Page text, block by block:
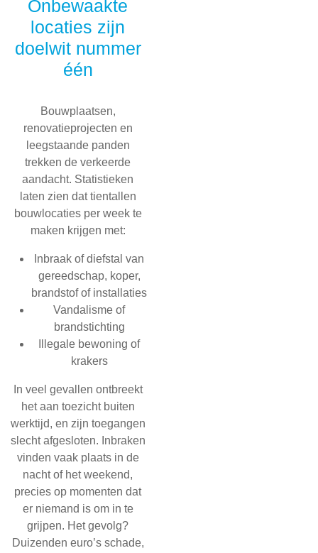
Onbewaakte
locaties zijn
doelwit nummer
één
Bouwplaatsen,
renovatieprojecten en
leegstaande panden
trekken de verkeerde
aandacht. Statistieken
laten zien dat tientallen
bouwlocaties per week te
maken krijgen met:
Inbraak of diefstal van
gereedschap, koper,
brandstof of installaties
Vandalisme of
brandstichting
Illegale bewoning of
krakers
In veel gevallen ontbreekt
het aan toezicht buiten
werktijd, en zijn toegangen
slecht afgesloten. Inbraken
vinden vaak plaats in de
nacht of het weekend,
precies op momenten dat
er niemand is om in te
grijpen. Het gevolg?
Duizenden euro’s schade,